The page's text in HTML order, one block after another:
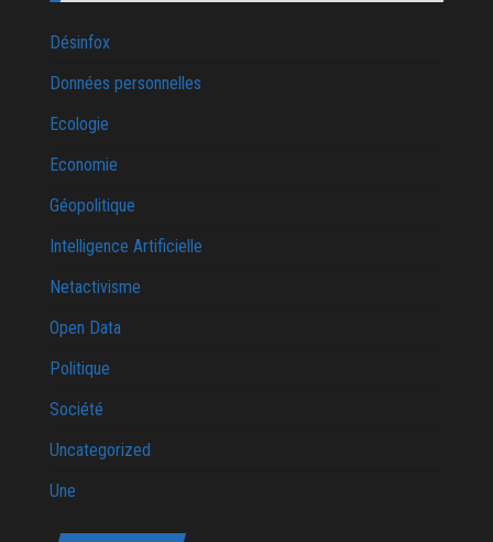
Désinfox
Données personnelles
Ecologie
Economie
Géopolitique
Intelligence Artificielle
Netactivisme
Open Data
Politique
Société
Uncategorized
Une